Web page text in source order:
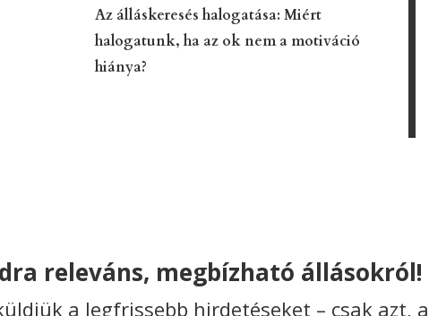
Az álláskeresés halogatása: Miért
halogatunk, ha az ok nem a motiváció
hiánya?
releváns, megbízható állásokról!
a legfrissebb hirdetéseket – csak azt,